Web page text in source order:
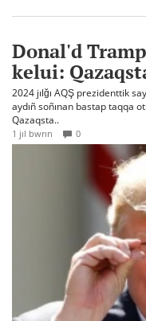
Donal'd
kelui:
2024 jılğı AQŞ prezidenttik
aydıñ soñınan bastap taqqa
Qazaqsta..
1 jıl bwrın 0